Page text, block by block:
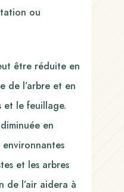
ou
être réduite en
de l’arbre et en
et le feuillage.
en
et les arbres
de l’air aidera à